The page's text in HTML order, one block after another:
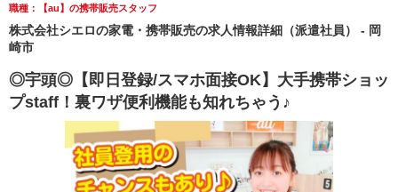
職種：【au】の携帯販売スタッフ
株式会社シエロの家電・携帯販売の求人情報詳細（派遣社員） - 岡
崎市
◎宇頭◎【即日登録/スマホ面接OK】大手携帯ショッ
プstaff！裏ワザ便利機能も知れちゃう♪